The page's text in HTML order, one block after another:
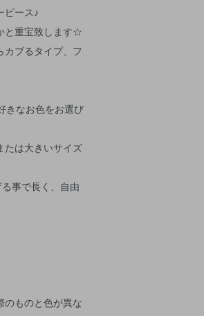
ピース♪
と重宝致します☆
カブるタイプ、フ
きなお色をお選び
たは大きいサイズ
事で長く、自由
のものと色が異な